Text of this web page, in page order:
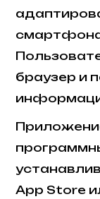
браузер и
App Store